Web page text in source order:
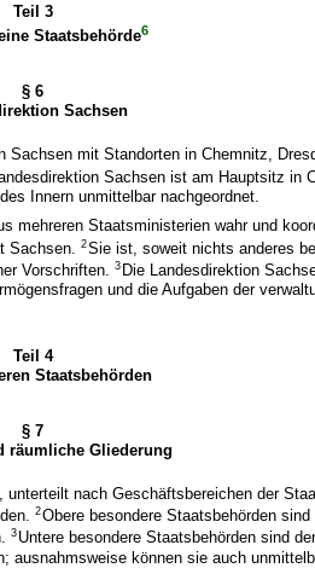
Teil 3
Staatsbehörde6
§ 6
Sachsen
mit Standorten in Chemnitz,
Sachsen ist am Hauptsitz in
Innern unmittelbar nachgeordnet.
mehreren Staatsministerien wahr und
Sachsen.2Sie ist, soweit nichts anderes
Vorschriften.3 Die Landesdirektion
und die Aufgaben der
Teil 4
Staatsbehörden
§ 7
räumliche Gliederung
unterteilt nach Geschäftsbereichen der
2Obere besondere Staatsbehörden
3 Untere besondere Staatsbehörden sind
ausnahmsweise können sie auch